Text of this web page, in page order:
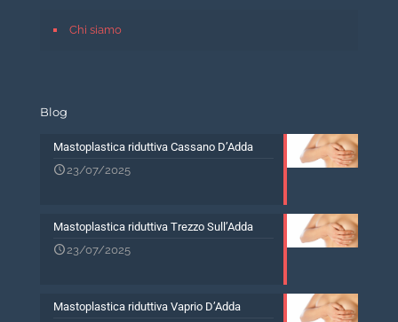
Chi siamo
Blog
Mastoplastica riduttiva Cassano D’Adda
23/07/2025
Mastoplastica riduttiva Trezzo Sull’Adda
23/07/2025
Mastoplastica riduttiva Vaprio D’Adda